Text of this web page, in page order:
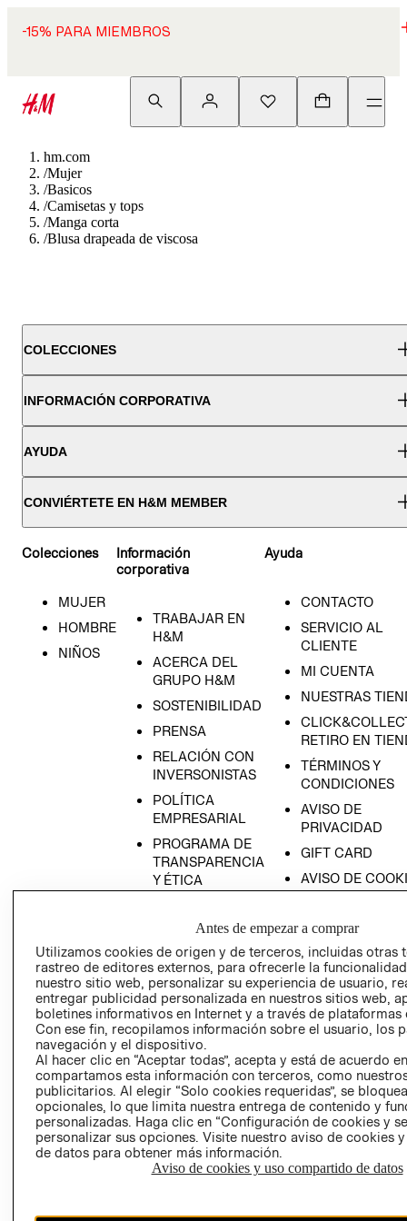
-15% PARA MIEMBROS
hm.com
/Mujer
/Basicos
/Camisetas y tops
/Manga corta
/Blusa drapeada de viscosa
COLECCIONES
INFORMACIÓN CORPORATIVA
AYUDA
CONVIÉRTETE EN H&M MEMBER
Colecciones
MUJER
HOMBRE
NIÑOS
Información
corporativa
TRABAJAR EN
H&M
ACERCA DEL
GRUPO H&M
SOSTENIBILIDAD
PRENSA
RELACIÓN CON
INVERSONISTAS
POLÍTICA
EMPRESARIAL
PROGRAMA DE
TRANSPARENCIA
Y ÉTICA
PROGRAMA DE
Y ÉTICA (INGLÉS)
Ayuda
CONTACTO
SERVICIO AL
CLIENTE
MI CUENTA
NUESTRAS
RETIRO EN
TÉRMINOS Y
CONDICIONES
AVISO DE
PRIVACIDAD
GIFT CARD
AVISO DE
COMERCIO - SIC
PETICIONES
QUEJAS Y
RECLAMOS
Colombia ($)
CAMBIAR REGIÓN
Antes de empezar a comprar
Utilizamos cookies de origen y de terceros, incluidas otras
rastreo de editores externos, para ofrecerle la
nuestro sitio web, personalizar su experiencia de usuario,
entregar publicidad personalizada en nuestros sitios web,
boletines informativos en Internet y a través de plataformas
Con ese fin, recopilamos información sobre el usuario, los
navegación y el dispositivo.
Al hacer clic en “Aceptar todas”, acepta y está de acuerdo
compartamos esta información con terceros, como
publicitarios. Al elegir “Solo cookies requeridas”, se
opcionales, lo que limita nuestra entrega de contenido y
personalizadas. Haga clic en “Configuración de cookies y
personalizar sus opciones. Visite nuestro aviso de cookies
de datos para obtener más información.
Aviso de cookies y uso compartido de datos